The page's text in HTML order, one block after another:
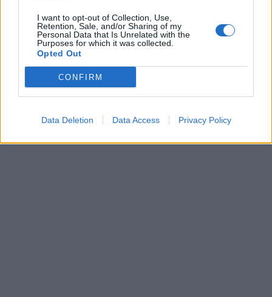
I want to opt-out of Collection, Use,
Retention, Sale, and/or Sharing of my
Personal Data that Is Unrelated with the
Purposes for which it was collected.
Opted Out
CONFIRM
Data Deletion Data Access Privacy Policy